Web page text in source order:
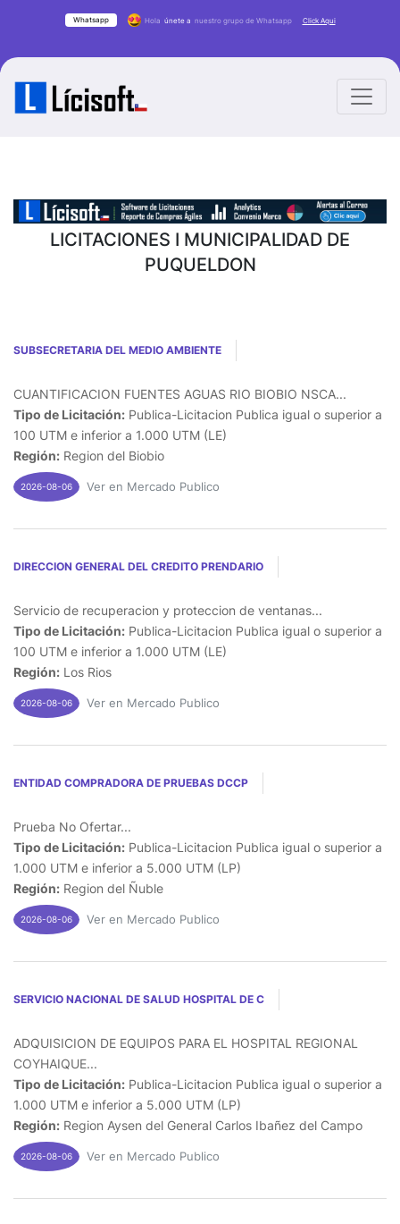
Whatsapp Hola únete a nuestro grupo de Whatsapp Click Aqui
LICITACIONES I MUNICIPALIDAD DE
PUQUELDON
SUBSECRETARIA DEL MEDIO AMBIENTE
CUANTIFICACION FUENTES AGUAS RIO BIOBIO NSCA...
Tipo de Licitación: Publica-Licitacion Publica igual o superior a
100 UTM e inferior a 1.000 UTM (LE)
Región: Region del Biobio
2026-08-06 Ver en Mercado Publico
DIRECCION GENERAL DEL CREDITO PRENDARIO
Servicio de recuperacion y proteccion de ventanas...
Tipo de Licitación: Publica-Licitacion Publica igual o superior a
100 UTM e inferior a 1.000 UTM (LE)
Región: Los Rios
2026-08-06 Ver en Mercado Publico
ENTIDAD COMPRADORA DE PRUEBAS DCCP
Prueba No Ofertar...
Tipo de Licitación: Publica-Licitacion Publica igual o superior a
1.000 UTM e inferior a 5.000 UTM (LP)
Región: Region del Ñuble
2026-08-06 Ver en Mercado Publico
SERVICIO NACIONAL DE SALUD HOSPITAL DE C
ADQUISICION DE EQUIPOS PARA EL HOSPITAL REGIONAL
COYHAIQUE...
Tipo de Licitación: Publica-Licitacion Publica igual o superior a
1.000 UTM e inferior a 5.000 UTM (LP)
Región: Region Aysen del General Carlos Ibañez del Campo
2026-08-06 Ver en Mercado Publico